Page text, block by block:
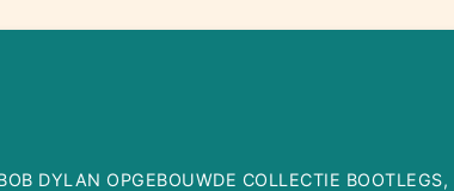
DYLAN OPGEBOUWDE COLLECTIE BOOTLEGS,